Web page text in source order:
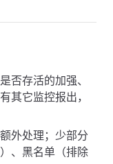
否存活的加强、
其它监控报出，
外处理；少部分
、黑名单（排除